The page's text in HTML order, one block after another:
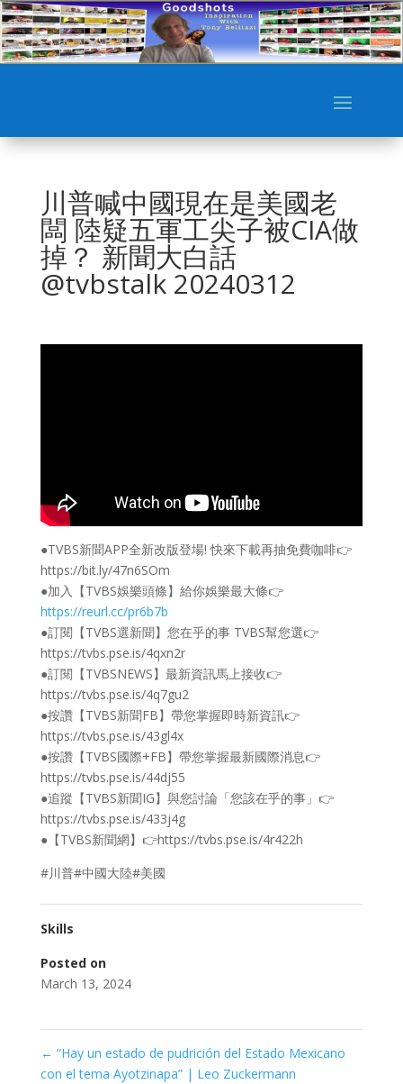
川普喊中國現在是美國老
闆 陸疑五軍工尖子被CIA做
掉？ 新聞大白話
@tvbstalk 20240312
●TVBS新聞APP全新改版登場! 快來下載再抽免費咖啡👉
https://bit.ly/47n6SOm
●加入【TVBS娛樂頭條】給你娛樂最大條👉
https://reurl.cc/pr6b7b
●訂閱【TVBS選新聞】您在乎的事 TVBS幫您選👉
https://tvbs.pse.is/4qxn2r
●訂閱【TVBSNEWS】最新資訊馬上接收👉
https://tvbs.pse.is/4q7gu2
●按讚【TVBS新聞FB】帶您掌握即時新資訊👉
https://tvbs.pse.is/43gl4x
●按讚【TVBS國際+FB】帶您掌握最新國際消息👉
https://tvbs.pse.is/44dj55
●追蹤【TVBS新聞IG】與您討論「您該在乎的事」👉
https://tvbs.pse.is/433j4g
●【TVBS新聞網】👉https://tvbs.pse.is/4r422h
#川普#中國大陸#美國
Skills
Posted on
March 13, 2024
← “Hay un estado de pudrición del Estado Mexicano
con el tema Ayotzinapa” | Leo Zuckermann